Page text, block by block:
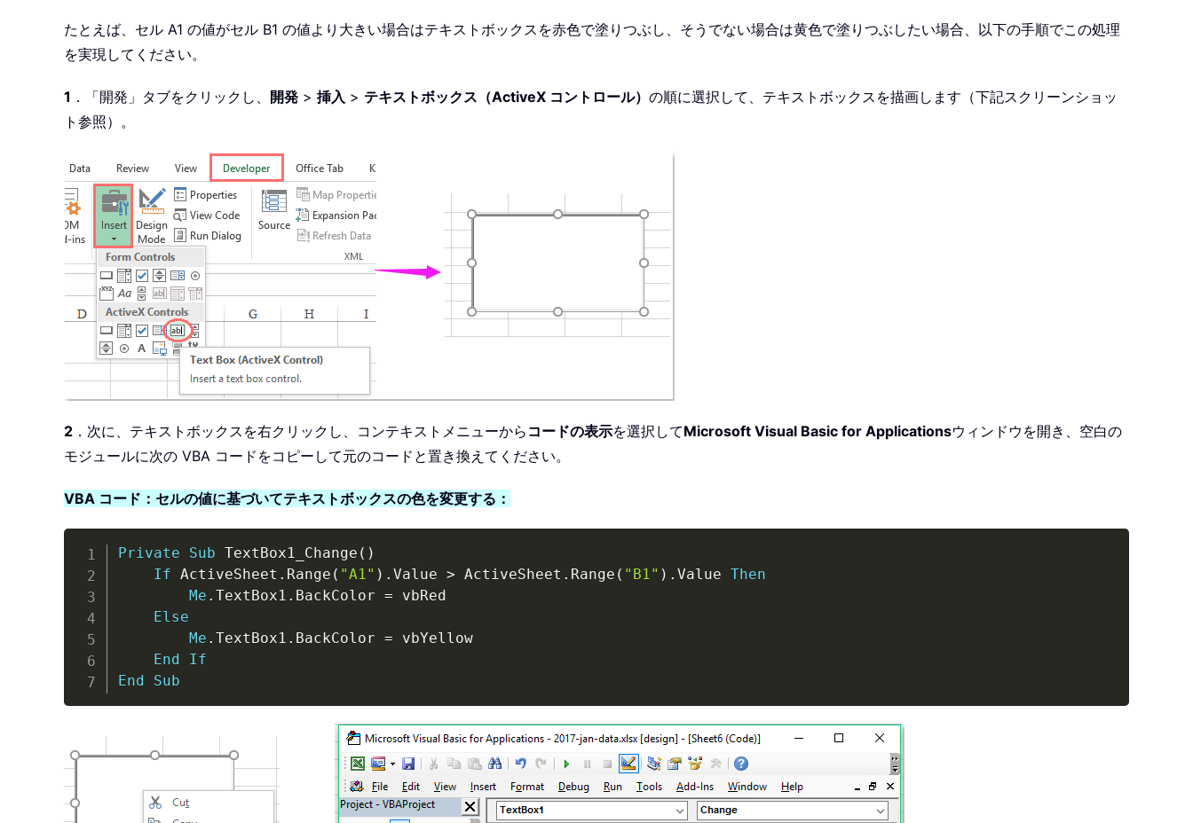
たとえば、セル A1 の値がセル B1 の値より大きい場合はテキストボックスを赤色で塗りつぶし、そうでない場合は黄色で塗りつぶしたい場合、以下の手順でこの処理
を実現してください。
1 ．「開発」タブをクリックし、 開発 > 挿入 > テキストボックス（ActiveX コントロール） の順に選択して、テキストボックスを描画します（下記スクリーンショッ
ト参照）。
2 ．次に、テキストボックスを右クリックし、コンテキストメニューから コードの表示を選択してMicrosoft Visual Basic for Applicationsウィンドウを開き、空白の
モジュールに次の VBA コードをコピーして元のコードと置き換えてください。
VBA コード：セルの値に基づいてテキストボックスの色を変更する：
Private Sub TextBox1_Change ( )
If ActiveSheet . Range ( "A1" ) . Value > ActiveSheet . Range ( "B1" ) . Value Then
Me . TextBox1 . BackColor = vbRed
Else
Me . TextBox1 . BackColor = vbYellow
End
If
End
Sub